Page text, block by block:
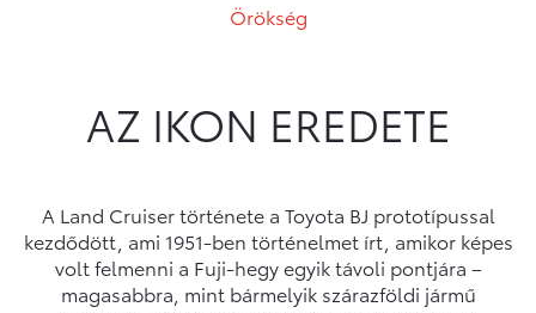
Örökség
AZ IKON EREDETE
A Land Cruiser története a Toyota BJ prototípussal
kezdődött, ami 1951-ben történelmet írt, amikor képes
volt felmenni a Fuji-hegy egyik távoli pontjára –
magasabbra, mint bármelyik szárazföldi jármű